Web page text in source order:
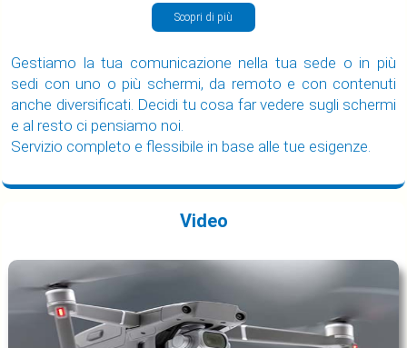
Scopri di più
Gestiamo la tua comunicazione nella tua sede o in più
sedi con uno o più schermi, da remoto e con contenuti
anche diversificati. Decidi tu cosa far vedere sugli schermi
e al resto ci pensiamo noi.
Servizio completo e flessibile in base alle tue esigenze.
Video